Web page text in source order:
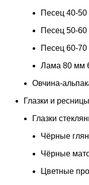
Песец 40-
Песец 50-
Песец 60-
Лама 80 мм
Овчина-
Глазки и ресницы
Глазки
Чёрные
Чёрные
Цветные